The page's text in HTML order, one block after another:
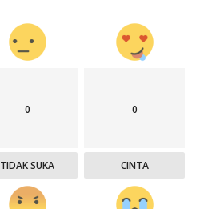
0
TIDAK SUKA
0
CINTA